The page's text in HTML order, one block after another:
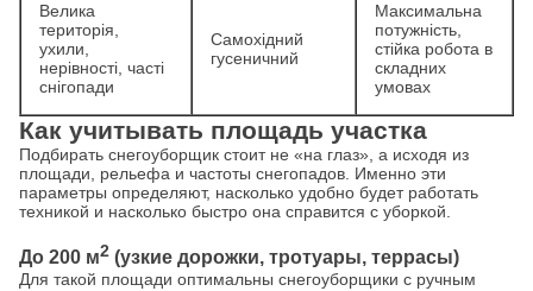
Велика
територія,
ухили,
нерівності, часті
снігопади
Самохідний
гусеничний
Максимальна
потужність,
стійка робота в
складних
умовах
Как учитывать площадь участка
Подбирать снегоуборщик стоит не «на глаз», а исходя из
площади, рельефа и частоты снегопадов. Именно эти
параметры определяют, насколько удобно будет работать
техникой и насколько быстро она справится с уборкой.
До 200 м2 (узкие дорожки, тротуары, террасы)
Для такой площади оптимальны снегоуборщики с ручным